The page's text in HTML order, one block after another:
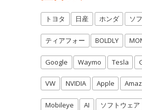
トヨタ 日産 ホンダ ソ
ティアフォー BOLDLY
Google Waymo Tesla
VW NVIDIA Apple
Mobileye AI ソフトウェア